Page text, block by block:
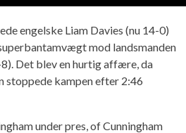
engelske Liam Davies (nu 14-0)
mod landsmanden
8). Det blev en hurtig affære, da
stoppede kampen efter 2:46
under pres, of Cunningham